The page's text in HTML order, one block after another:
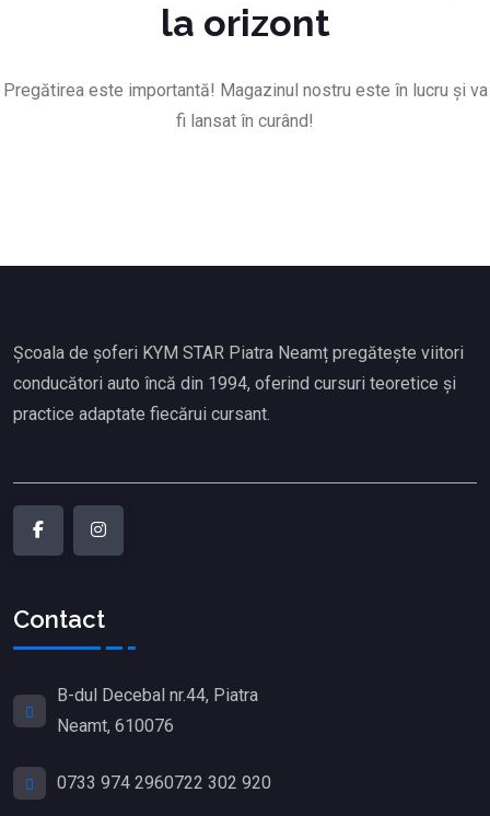
la orizont
Pregătirea este importantă! Magazinul nostru este în lucru și va
fi lansat în curând!
Școala de șoferi KYM STAR Piatra Neamț pregătește viitori
conducători auto încă din 1994, oferind cursuri teoretice și
practice adaptate fiecărui cursant.
Contact
B-dul Decebal nr.44, Piatra
Neamt, 610076
0733 974 2960722 302 920